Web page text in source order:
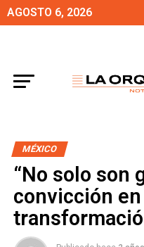
AGOSTO 6, 2026
MÉXICO
“No solo son
convicción